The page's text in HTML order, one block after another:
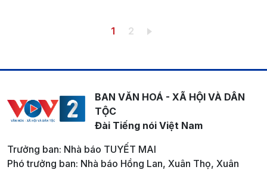
Trang hiện thời
1 Trang
2
BAN VĂN HOÁ - XÃ HỘI VÀ DÂN
TỘC
Đài Tiếng nói Việt Nam
Trưởng ban: Nhà báo TUYẾT MAI
Phó trưởng ban: Nhà báo Hồng Lan, Xuân Thọ, Xuân